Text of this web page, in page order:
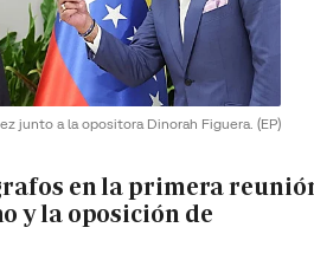
junto a la opositora Dinorah Figuera. (EP)
en la primera
y la oposición de